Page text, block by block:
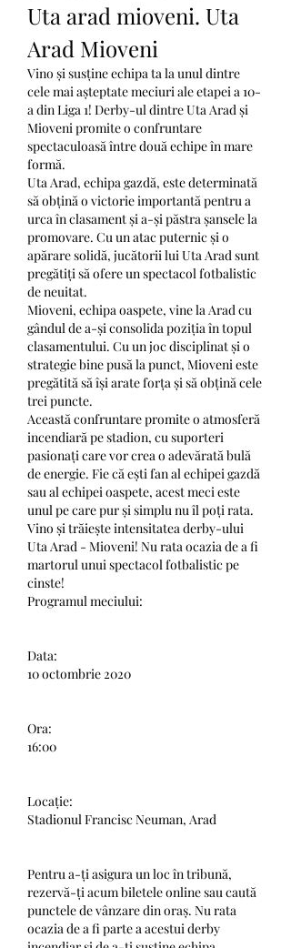
Uta arad mioveni. Uta
Arad Mioveni
Vino și susține echipa ta la unul dintre
cele mai așteptate meciuri ale etapei a 10-
a din Liga 1! Derby-ul dintre Uta Arad și
Mioveni promite o confruntare
spectaculoasă între două echipe în mare
formă.
Uta Arad, echipa gazdă, este determinată
să obțină o victorie importantă pentru a
urca în clasament și a-și păstra șansele la
promovare. Cu un atac puternic și o
apărare solidă, jucătorii lui Uta Arad sunt
pregătiți să ofere un spectacol fotbalistic
de neuitat.
Mioveni, echipa oaspete, vine la Arad cu
gândul de a-și consolida poziția în topul
clasamentului. Cu un joc disciplinat și o
strategie bine pusă la punct, Mioveni este
pregătită să își arate forța și să obțină cele
trei puncte.
Această confruntare promite o atmosferă
incendiară pe stadion, cu suporteri
pasionați care vor crea o adevărată bulă
de energie. Fie că ești fan al echipei gazdă
sau al echipei oaspete, acest meci este
unul pe care pur și simplu nu îl poți rata.
Vino și trăiește intensitatea derby-ului
Uta Arad - Mioveni! Nu rata ocazia de a fi
martorul unui spectacol fotbalistic pe
cinste!
Programul meciului:
Data:
10 octombrie 2020
Ora:
16:00
Locație:
Stadionul Francisc Neuman, Arad
Pentru a-ți asigura un loc în tribună,
rezervă-ți acum biletele online sau caută
punctele de vânzare din oraș. Nu rata
ocazia de a fi parte a acestui derby